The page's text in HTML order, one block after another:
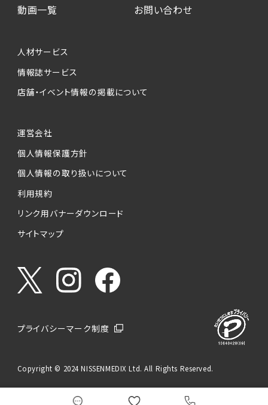
動画一覧
お問い合わせ
人材サービス
情報誌サービス
店舗・イベント情報の掲載について
運営会社
個人情報保護方針
個人情報の取り扱いについて
利用規約
リンク用バナーダウンロード
サイトマップ
プライバシーマーク制度
Copyright © 2024 NISSENMEDIX Ltd. All Rights Reserved.